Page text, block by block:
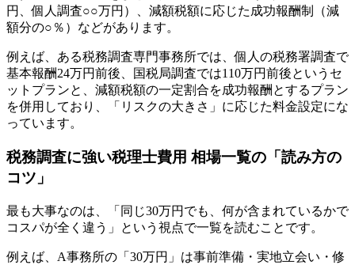
円、個人調査○○万円）、減額税額に応じた成功報酬制（減
額分の○％）などがあります。
例えば、ある税務調査専門事務所では、個人の税務署調査で
基本報酬24万円前後、国税局調査では110万円前後というセ
ットプランと、減額税額の一定割合を成功報酬とするプラン
を併用しており、「リスクの大きさ」に応じた料金設定にな
っています。
税務調査に強い税理士費用 相場一覧の「読み方の
コツ」
最も大事なのは、「同じ30万円でも、何が含まれているかで
コスパが全く違う」という視点で一覧を読むことです。
例えば、A事務所の「30万円」は事前準備・実地立会い・修